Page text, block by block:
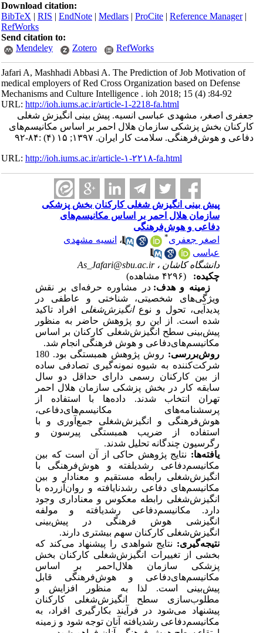
Download citation:
BibTeX|RIS|EndNote|Medlars|ProCite|Reference Manager
RefWorks
Send citation to:
Mendeley
Zotero RefWorks
Jafari A, Mashhadi Abbasi A. The Prediction of Job Motivation of
medical employers of Red Cross Organization based on Defense
Mechanisms and Culture Intelligence . ioh 2018; 15 (4) :84-92
URL:http://ioh.iums.ac.ir/article-1-2218-fa.html
جعفری اصغر، مشهدی عباسی انسیه. پیش بینی انگیزش شغلی
کارکنان بخش پزشکی سازمان هلال احمر بر اساس مکانیسم‌های
دفاعی و هوش‌فرهنگی. سلامت كار ايران. ۱۳۹۷; ۱۵ (۴) :۸۴-۹۲
URL:http://ioh.iums.ac.ir/article-۱-۲۲۱۸-fa.html
پیش بینی انگیزش شغلی کارکنان بخش پزشکی
سازمان هلال احمر بر اساس مکانیسم‌های
دفاعی و هوش‌فرهنگی
اصغر جعفری* ،انسیه مشهدی
عباسی
دانشگاه کاشان ، As_Jafari@sbu.ac.ir
چکیده:
زمینه و هدف:در مشاوره حرفه‌ای بر نقش
ویژگی‌های شخصیتی، شناختی و عاطفی در
پدیدآیی، تحول و نوعانگیزش‌شغلیافراد تاکید
شده است. از این رو پژوهش حاضر به منظور
پیش‌بینی سطح انگیزش‌شغلی کارکنان بر اساس
مکانیسم‌های‌دفاعی و هوش فرهنگی انجام شد.
روش‌بررسی:
روش پژوهش همبستگی بود. 180
شرکت‌کننده به شیوه نمونه‌گیری تصادفی ساده
از بین کارکنان رسمی دارای حداقل دو سال
سابقه کار در بخش پزشکی سازمان هلال احمر
تهران انتخاب شدند. داده‌ها با استفاده از
پرسشنامه‌های مکانیسم‌های‌دفاعی،
هوش‌فرهنگی و انگیزش‌شغلی جمع‌آوری و با
استفاده از ضریب همبستگی پیرسون و
رگرسیون چندگانه تحلیل شدند.
یافته‌ها:نتایج پژوهش حاکی از آن است که بین
مکانیسم‌‌دفاعی رشدیلفته و هوش‌فرهنگی با
انگیزش‌شغلی رابطه مستقیم و معنادار و بین
مکانیسم‌های ‌‌دفاعی رشدنایافته و روان‌آزرده با
انگیزش‌شغلی رابطه معکوس و معناداری وجود
دارد. مکانیسم‌دفاعی رشدیافته و مولفه
انگیزشی هوش فرهنگی در پیش‌بینی
انگیزش‌شغلی کارکنان سهم بیشتری دارند.
نتیجه‌گیری:نتایج شواهدی را پیشنهاد می‌کند که
بخشی از تغییرات انگیزش‌شغلی کارکنان بخش
پزشکی سازمان هلال‌احمر بر اساس
مکانیسم‌های‌دفاعی و هوش‌فرهنگی قابل
پیش‌بینی است. لذا به منظور افزایش و
مطلوب‌سازی سطح انگیزش‌شغلی کارکنان
پیشنهاد می‌شود در فرآیند بکارگیری افراد، به
مکانیسم‌دفاعی رشدیافته آنان توجه شود و زمینه